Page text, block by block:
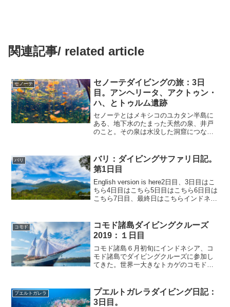
関連記事/ related article
セノーテ
セノーテダイビングの旅：3日
目。アンヘリータ、アクトゥン・
ハ、とトゥルム遺跡
セノーテとはメキシコのユカタン半島に
ある、地下水のたまった天然の泉、井戸
のこと。その泉は水没した洞窟につなが
だ。冒険心をくすぐる水没した鍾乳洞、
天井の穴から降り注ぐ光...
バリ
バリ：ダイビングサファリ日記。
第1日目
English version is here2日目、3日目はこ
ちら4日目はこちら5日目はこちら6日目は
こちら7日目、最終日はこちらインドネシ
る。メインのリゾート、...
コモド
コモド諸島ダイビングクルーズ
2019：１日目
コモド諸島６月初旬にインドネシア、コ
モド諸島でダイビングクルーズに参加し
てきた。世界一大きなトカゲのコモドド
つ隣の島。アクセスとしては日本はバリ
経由が一般的。ジャカルタ...
プエルトガレラ
プエルトガレラダイビング日記：
3日目。